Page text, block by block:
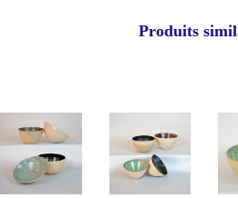
Produits